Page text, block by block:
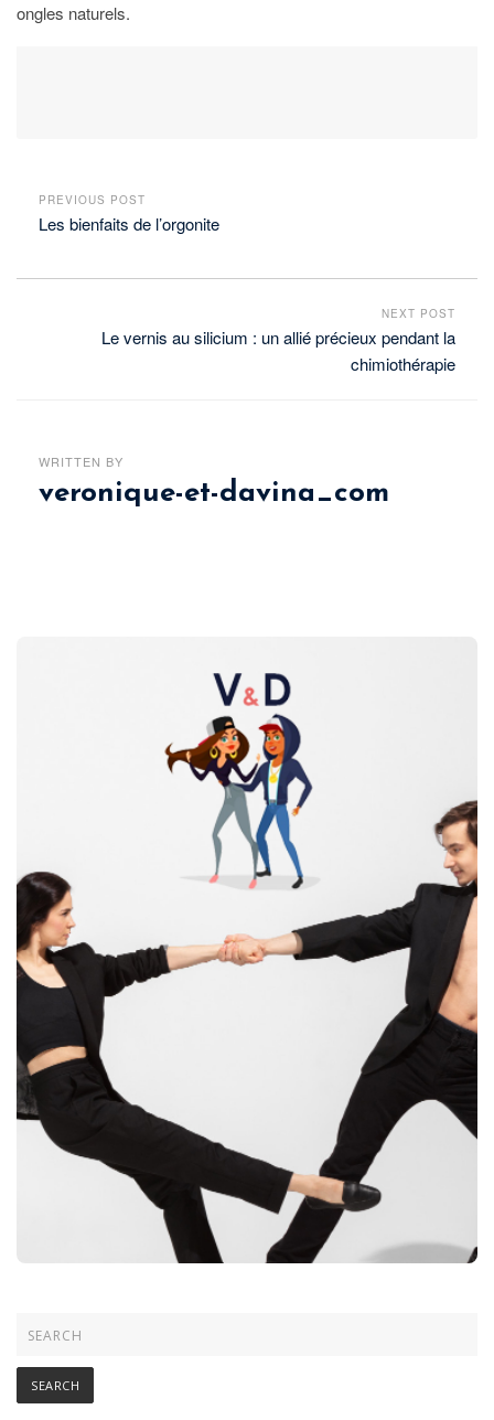
ongles naturels.
PREVIOUS POST
Les bienfaits de l’orgonite
NEXT POST
Le vernis au silicium : un allié précieux pendant la
chimiothérapie
WRITTEN BY
veronique-et-davina_com